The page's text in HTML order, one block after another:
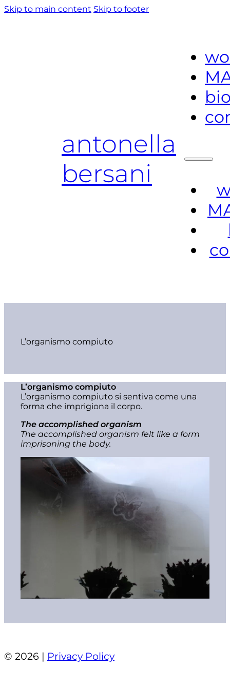
Skip to main content Skip to footer
antonella
bersani
L’organismo compiuto
L’organismo compiuto
L’organismo compiuto si sentiva come una
forma che imprigiona il corpo.
The accomplished organism
The accomplished organism felt like a form
imprisoning the body.
© 2026 | Privacy Policy